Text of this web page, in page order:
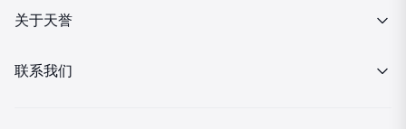
行情报价
关于天誉
关于我们
联系我们